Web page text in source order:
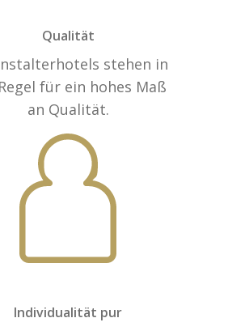
Qualität
stehen in
für ein hohes Maß
an Qualität.
Individualität pur